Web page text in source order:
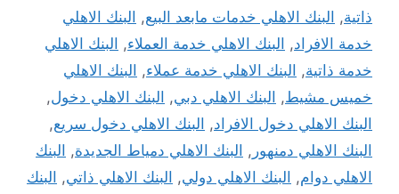
ذاتية, البنك الاهلي خدمات مابعد البيع, البنك الاهلي
خدمة الافراد, البنك الاهلي خدمة العملاء, البنك الاهلي
خدمة ذاتية, البنك الاهلي خدمة عملاء, البنك الاهلي
خميس مشيط, البنك الاهلي دبي, البنك الاهلي دخول,
البنك الاهلي دخول الافراد, البنك الاهلي دخول سريع,
البنك الاهلي دمنهور , البنك الاهلي دمياط الجديدة, البنك
الاهلي دوام, البنك الاهلي دولي, البنك الاهلي ذاتي, البنك